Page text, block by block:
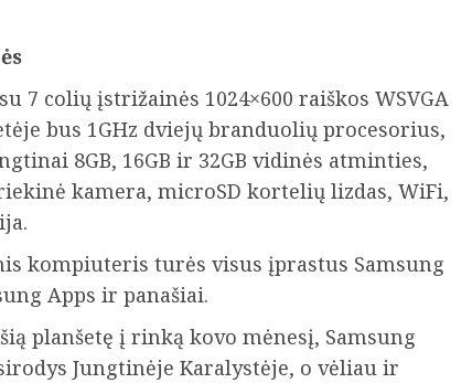
7 colių įstrižainės 1024×600 raiškos WSVGA
bus 1GHz dviejų branduolių procesorius,
8GB, 16GB ir 32GB vidinės atminties,
kamera, microSD kortelių lizdas, WiFi,
kompiuteris turės visus įprastus Samsung
Apps ir panašiai.
planšetę į rinką kovo mėnesį, Samsung
Jungtinėje Karalystėje, o vėliau ir